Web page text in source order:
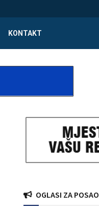
KONTAKT
OGLASI ZA POSAO